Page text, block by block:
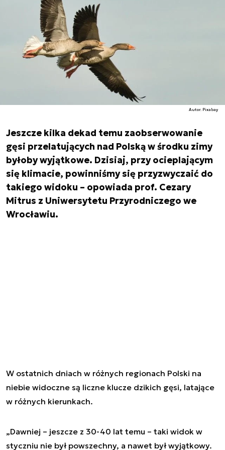
Autor. Pixabay
Jeszcze kilka dekad temu zaobserwowanie
gęsi przelatujących nad Polską w środku zimy
byłoby wyjątkowe. Dzisiaj, przy ocieplającym
się klimacie, powinniśmy się przyzwyczaić do
takiego widoku – opowiada prof. Cezary
Mitrus z Uniwersytetu Przyrodniczego we
Wrocławiu.
W ostatnich dniach w różnych regionach Polski na
niebie widoczne są liczne klucze dzikich gęsi, latające
w różnych kierunkach.
„Dawniej – jeszcze z 30-40 lat temu – taki widok w
styczniu nie był powszechny, a nawet był wyjątkowy.